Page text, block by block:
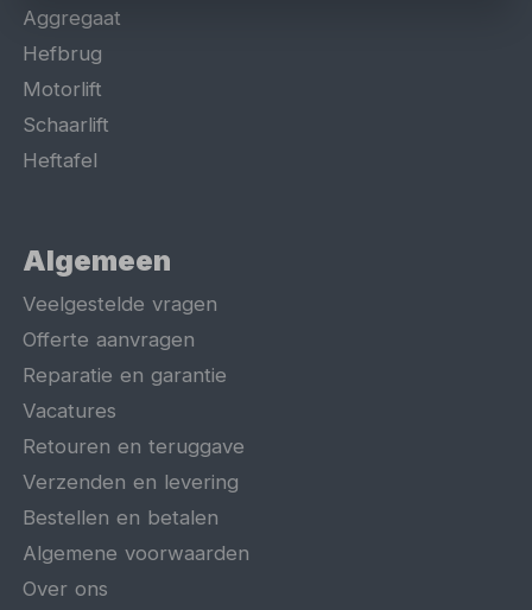
Aggregaat
Hefbrug
Motorlift
Schaarlift
Heftafel
Algemeen
Veelgestelde vragen
Offerte aanvragen
Reparatie en garantie
Vacatures
Retouren en teruggave
Verzenden en levering
Bestellen en betalen
Algemene voorwaarden
Over ons